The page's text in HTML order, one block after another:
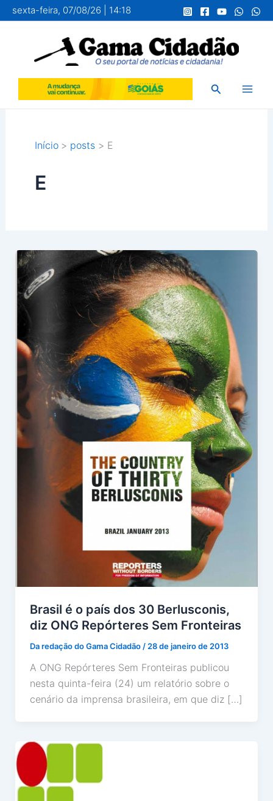
para
conteúdo
sexta-feira, 07/08/26 | 14:18
Pesquisar
Início posts E
E
Brasil é o país dos 30 Berlusconis,
diz ONG Repórteres Sem Fronteiras
Da redação do Gama Cidadão/28 de janeiro de 2013
A ONG Repórteres Sem Fronteiras publicou
nesta quinta-feira (24) um relatório sobre o
cenário da imprensa brasileira, em que diz […]